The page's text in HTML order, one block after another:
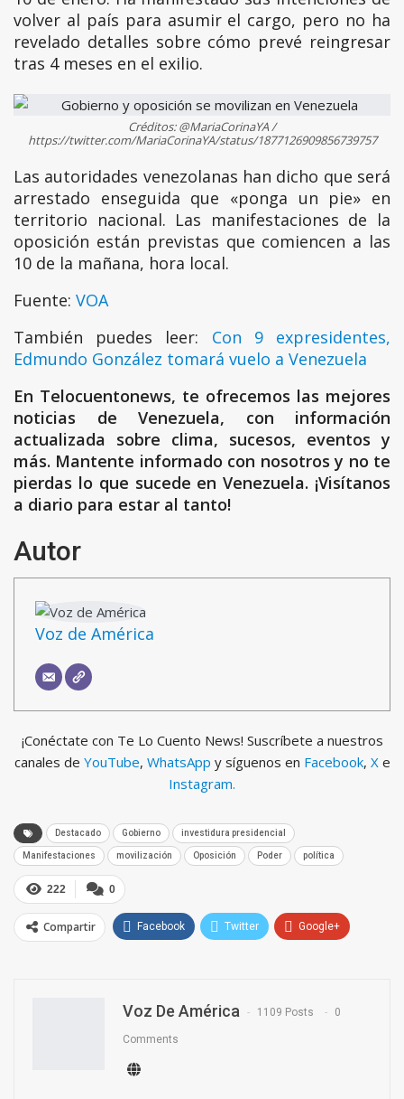
volver al país para asumir el cargo, pero no ha
revelado detalles sobre cómo prevé reingresar
tras 4 meses en el exilio.
Créditos: @MariaCorinaYA /
https://twitter.com/MariaCorinaYA/status/1877126909856739757
Las autoridades venezolanas han dicho que será
arrestado enseguida que «ponga un pie» en
territorio nacional. Las manifestaciones de la
oposición están previstas que comiencen a las
10 de la mañana, hora local.
Fuente: VOA
También puedes leer: Con 9 expresidentes,
Edmundo González tomará vuelo a Venezuela
En Telocuentonews, te ofrecemos las mejores
noticias de Venezuela, con información
actualizada sobre clima, sucesos, eventos y
más. Mantente informado con nosotros y no te
pierdas lo que sucede en Venezuela. ¡Visítanos
a diario para estar al tanto!
Autor
Voz de América
¡Conéctate con Te Lo Cuento News! Suscríbete a nuestros
canales de YouTube, WhatsApp y síguenos en Facebook, X e
Instagram.
Destacado Gobierno investidura presidencial
Manifestaciones movilización Oposición Poder política
0
222
Compartir Facebook Twitter Google+
Voz De América 1109 Posts 0
Comments